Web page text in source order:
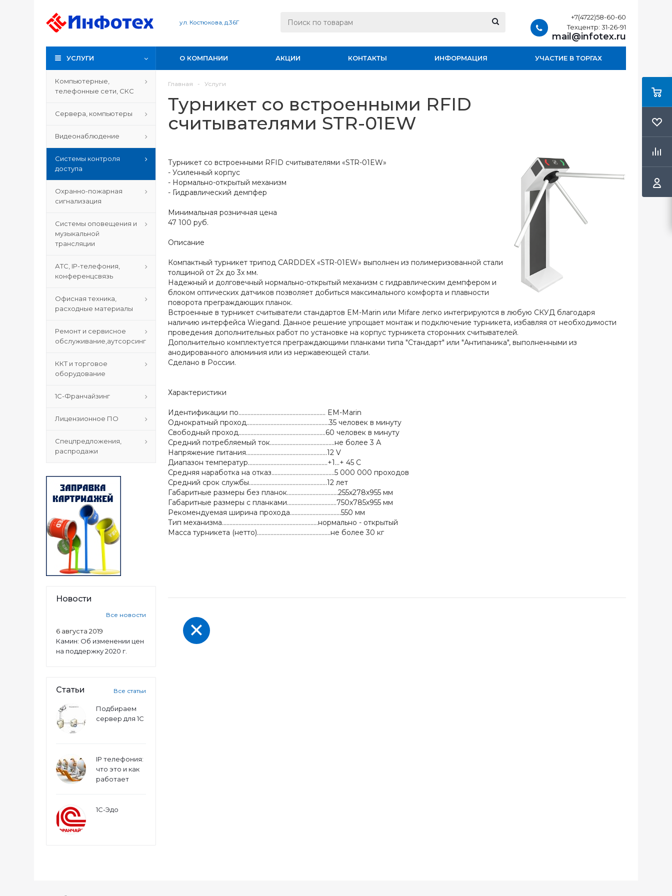
ул. Костюкова, д.36Г
+7(4722)58-60-60
Техцентр: 31-26-91
mail@infotex.ru
УСЛУГИ О КОМПАНИИ АКЦИИ КОНТАКТЫ ИНФОРМАЦИЯ УЧАСТИЕ В ТОРГАХ
Компьютерные,
телефонные сети, СКС
Сервера, компьютеры
Видеонаблюдение
Системы контроля
доступа
Охранно-пожарная
сигнализация
Системы оповещения и
музыкальной
трансляции
АТС, IP-телефония,
конференцсвязь
Офисная техника,
расходные материалы
Ремонт и сервисное
обслуживание,аутсорсинг
ККТ и торговое
оборудование
1С-Франчайзинг
Лицензионное ПО
Спецпредложения,
распродажи
Новости
Все новости
6 августа 2019
Камин: Об изменении цен
на поддержку 2020 г.
Статьи Все статьи
Подбираем
сервер для 1С
IP телефония:
что это и как
работает
1С-Эдо
Главная - Услуги
Турникет со встроенными RFID
считывателями STR-01EW
Турникет со встроенными RFID считывателями «STR-01EW»
- Усиленный корпус
- Нормально-открытый механизм
- Гидравлический демпфер
Минимальная розничная цена
47 100 руб.
Описание
Компактный турникет трипод CARDDEX «STR-01EW» выполнен из полимеризованной стали
толщиной от 2х до 3х мм.
Надежный и долговечный нормально-открытый механизм c гидравлическим демпфером и
блоком оптических датчиков позволяет добиться максимального комфорта и плавности
поворота преграждающих планок.
Встроенные в турникет считыватели стандартов EM-Marin или Mifare легко интегрируются в любую СКУД благодаря
наличию интерфейса Wiegand. Данное решение упрощает монтаж и подключение турникета, избавляя от необходимости
проведения дополнительных работ по установке на корпус турникета сторонних считывателей.
Дополнительно комплектуется преграждающими планками типа "Стандарт" или "Антипаника", выполненными из
анодированного алюминия или из нержавеющей стали.
Сделано в России.
Характеристики
Идентификации по.......................................................... EM-Marin
Однократный проход.......................................................35 человек в минуту
Свободный проход..........................................................60 человек в минуту
Средний потребляемый ток...........................................не более 3 А
Напряжение питания......................................................12 V
Диапазон температур.....................................................+1...+ 45 C
Средняя наработка на отказ..........................................5 000 000 проходов
Средний срок службы....................................................12 лет
Габаритные размеры без планок..................................255х278х955 мм
Габаритные размеры с планками.................................750х785х955 мм
Рекомендуемая ширина прохода..................................550 мм
Тип механизма................................................................нормально - открытый
Масса турникета (нетто).................................................не более 30 кг